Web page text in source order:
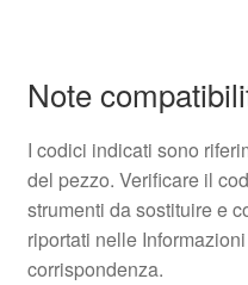
Note
I codici indicati sono
del pezzo. Verificare il
strumenti da sostituire e
riportati nelle
corrispondenza.